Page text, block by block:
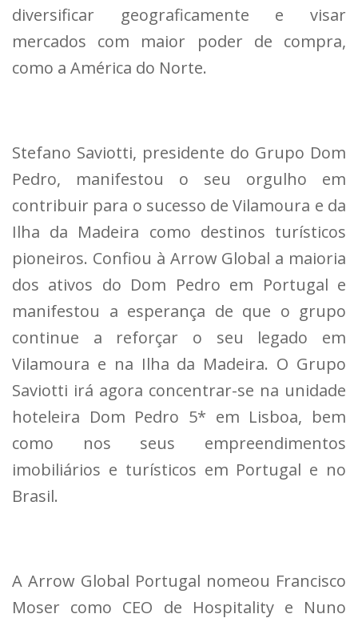
diversificar geograficamente e visar
mercados com maior poder de compra,
como a América do Norte.
Stefano Saviotti, presidente do Grupo Dom
Pedro, manifestou o seu orgulho em
contribuir para o sucesso de Vilamoura e da
Ilha da Madeira como destinos turísticos
pioneiros. Confiou à Arrow Global a maioria
dos ativos do Dom Pedro em Portugal e
manifestou a esperança de que o grupo
continue a reforçar o seu legado em
Vilamoura e na Ilha da Madeira. O Grupo
Saviotti irá agora concentrar-se na unidade
hoteleira Dom Pedro 5* em Lisboa, bem
como nos seus empreendimentos
imobiliários e turísticos em Portugal e no
Brasil.
A Arrow Global Portugal nomeou Francisco
Moser como CEO de Hospitality e Nuno